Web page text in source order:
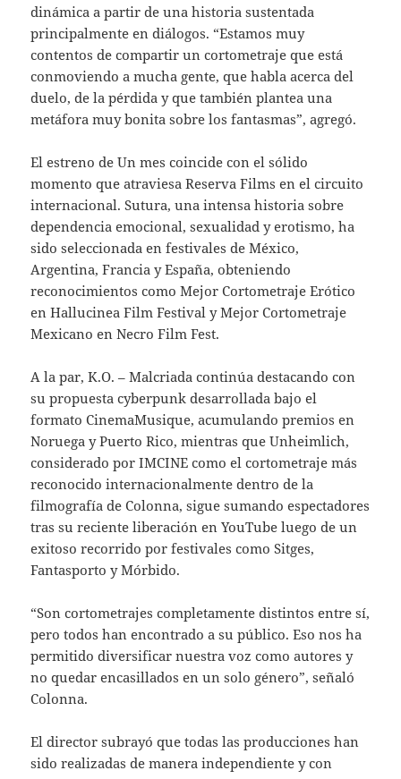
dinámica a partir de una historia sustentada
principalmente en diálogos. “Estamos muy
contentos de compartir un cortometraje que está
conmoviendo a mucha gente, que habla acerca del
duelo, de la pérdida y que también plantea una
metáfora muy bonita sobre los fantasmas”, agregó.
El estreno de Un mes coincide con el sólido
momento que atraviesa Reserva Films en el circuito
internacional. Sutura, una intensa historia sobre
dependencia emocional, sexualidad y erotismo, ha
sido seleccionada en festivales de México,
Argentina, Francia y España, obteniendo
reconocimientos como Mejor Cortometraje Erótico
en Hallucinea Film Festival y Mejor Cortometraje
Mexicano en Necro Film Fest.
A la par, K.O. – Malcriada continúa destacando con
su propuesta cyberpunk desarrollada bajo el
formato CinemaMusique, acumulando premios en
Noruega y Puerto Rico, mientras que Unheimlich,
considerado por IMCINE como el cortometraje más
reconocido internacionalmente dentro de la
filmografía de Colonna, sigue sumando espectadores
tras su reciente liberación en YouTube luego de un
exitoso recorrido por festivales como Sitges,
Fantasporto y Mórbido.
“Son cortometrajes completamente distintos entre sí,
pero todos han encontrado a su público. Eso nos ha
permitido diversificar nuestra voz como autores y
no quedar encasillados en un solo género”, señaló
Colonna.
El director subrayó que todas las producciones han
sido realizadas de manera independiente y con